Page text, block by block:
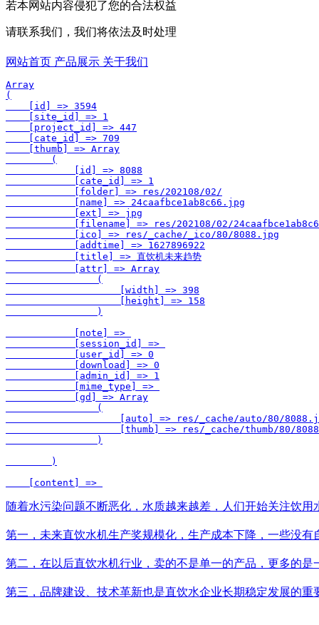
若本网站内容侵犯了您的合法权益
请联系我们，我们将依法及时处理
网站首页 产品展示 关于我们
Array
(
    [id] => 3594
    [site_id] => 1
    [project_id] => 447
    [cate_id] => 709
    [thumb] => Array
        (
            [id] => 8088
            [cate_id] => 1
            [folder] => res/202108/02/
            [name] => 24caafbce1ab8c66.jpg
            [ext] => jpg
[filename] => res/202108/02/
            [ico] => res/_cache/_ico/80/8088.jpg
            [addtime] => 1627896922
            [title] => 直饮机未来趋势
            [attr] => Array
                (
                    [width] => 398
                    [height] => 158
                )
            [note] =>
            [session_id] =>
            [user_id] => 0
            [download] => 0
            [admin_id] => 1
            [mime_type] =>
            [gd] => Array
                (
[auto] => res/_cache/auto/80/
[thumb] => res/_cache/thumb/80/
                )
        )
    [content] =>
随着水污染问题不断恶化，水质越来越差，人们开始关注饮
第一，未来直饮水机生产奖规模化，生产成本下降，一些没
第二，在以后直饮水机行业，卖的不是单一的产品，更多的
第三，品牌建设、技术革新也是直饮水企业长期稳定发展的